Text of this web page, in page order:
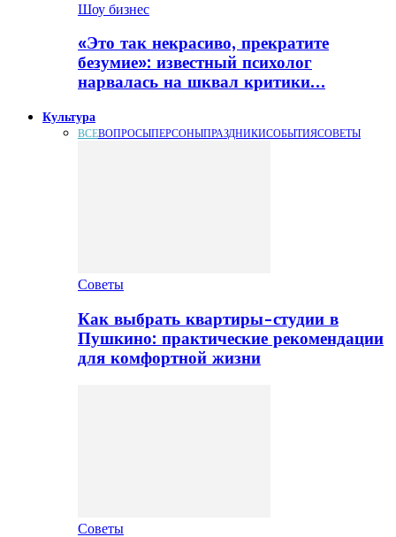
Шоу бизнес
«Это так некрасиво, прекратите
безумие»: известный психолог
нарвалась на шквал критики…
Культура
ВСЕВОПРОСЫПЕРСОНЫПРАЗДНИКИСОБЫТИЯСОВЕТЫ
Советы
Как выбрать квартиры-студии в
Пушкино: практические рекомендации
для комфортной жизни
Советы